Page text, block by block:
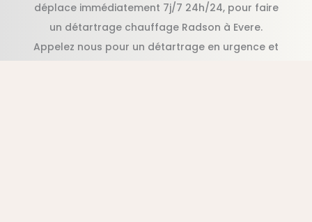
déplace immédiatement 7j/7 24h/24, pour faire
un détartrage chauffage Radson à Evere.
Appelez nous pour un détartrage en urgence et